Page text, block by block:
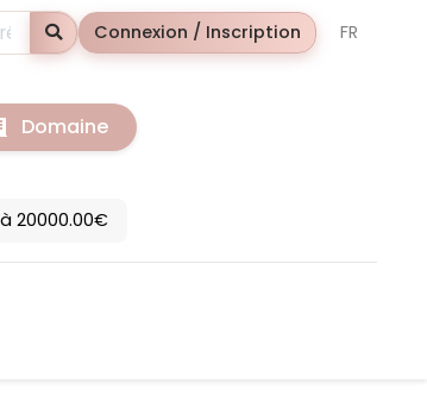
Rechercher
Connexion / Inscription FR
Domaine
20000.00€